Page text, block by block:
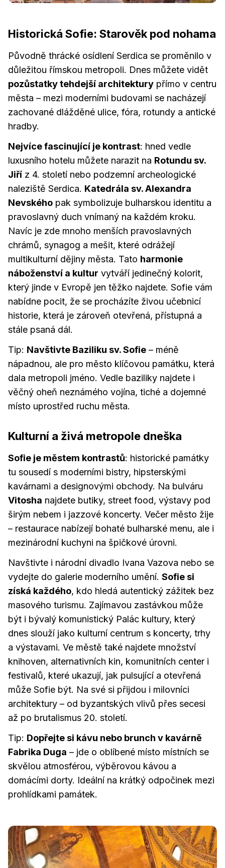
Historická Sofie: Starověk pod nohama
Původně thrácké osídlení Serdica se proměnilo v
důležitou římskou metropoli. Dnes můžete vidět
pozůstatky tehdejší architektury přímo v centru
města – mezi moderními budovami se nacházejí
zachované dlážděné ulice, fóra, rotundy a antické
hradby.
Nejvíce fascinující je kontrast: hned vedle
luxusního hotelu můžete narazit na Rotundu sv.
Jiří z 4. století nebo podzemní archeologické
naleziště Serdica. Katedrála sv. Alexandra
Nevského pak symbolizuje bulharskou identitu a
pravoslavný duch vnímaný na každém kroku.
Navíc je zde mnoho menších pravoslavných
chrámů, synagog a mešit, které odrážejí
multikulturní dějiny města. Tato harmonie
náboženství a kultur vytváří jedinečný kolorit,
který jinde v Evropě jen těžko najdete. Sofie vám
nabídne pocit, že se procházíte živou učebnicí
historie, která je zároveň otevřená, přístupná a
stále psaná dál.
Tip: Navštivte Baziliku sv. Sofie – méně
nápadnou, ale pro město klíčovou památku, která
dala metropoli jméno. Vedle baziliky najdete i
věčný oheň neznámého vojína, tiché a dojemné
místo uprostřed ruchu města.
Kulturní a živá metropole dneška
Sofie je městem kontrastů: historické památky
tu sousedí s moderními bistry, hipsterskými
kavárnami a designovými obchody. Na bulváru
Vitosha najdete butiky, street food, výstavy pod
širým nebem i jazzové koncerty. Večer město žije
– restaurace nabízejí bohaté bulharské menu, ale i
mezinárodní kuchyni na špičkové úrovni.
Navštivte i národní divadlo Ivana Vazova nebo se
vydejte do galerie moderního umění. Sofie si
získá každého, kdo hledá autentický zážitek bez
masového turismu. Zajímavou zastávkou může
být i bývalý komunistický Palác kultury, který
dnes slouží jako kulturní centrum s koncerty, trhy
a výstavami. Ve městě také najdete množství
knihoven, alternativních kin, komunitních center i
festivalů, které ukazují, jak pulsující a otevřená
může Sofie být. Na své si přijdou i milovníci
architektury – od byzantských vlivů přes secesi
až po brutalismus 20. století.
Tip: Dopřejte si kávu nebo brunch v kavárně
Fabrika Duga – jde o oblíbené místo místních se
skvělou atmosférou, výběrovou kávou a
domácími dorty. Ideální na krátký odpočinek mezi
prohlídkami památek.